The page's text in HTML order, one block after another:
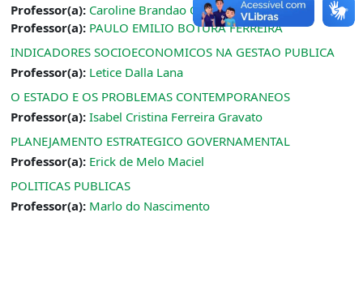
Professor(a): Caroline Brandao Quines
Professor(a): PAULO EMILIO BOTURA FERREIRA
INDICADORES SOCIOECONOMICOS NA GESTAO PUBLICA
Professor(a): Letice Dalla Lana
O ESTADO E OS PROBLEMAS CONTEMPORANEOS
Professor(a): Isabel Cristina Ferreira Gravato
PLANEJAMENTO ESTRATEGICO GOVERNAMENTAL
Professor(a): Erick de Melo Maciel
POLITICAS PUBLICAS
Professor(a): Marlo do Nascimento